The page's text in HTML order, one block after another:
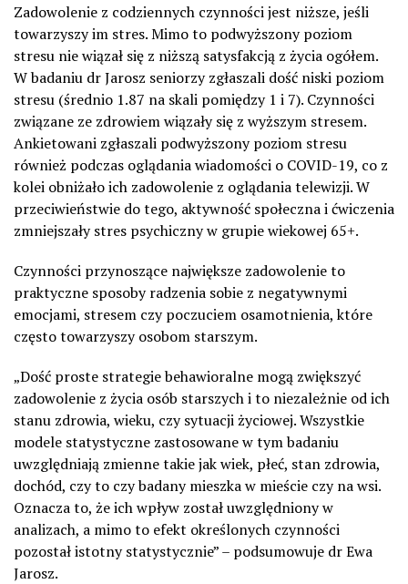
Zadowolenie z codziennych czynności jest niższe, jeśli
towarzyszy im stres. Mimo to podwyższony poziom
stresu nie wiązał się z niższą satysfakcją z życia ogółem.
W badaniu dr Jarosz seniorzy zgłaszali dość niski poziom
stresu (średnio 1.87 na skali pomiędzy 1 i 7). Czynności
związane ze zdrowiem wiązały się z wyższym stresem.
Ankietowani zgłaszali podwyższony poziom stresu
również podczas oglądania wiadomości o COVID-19, co z
kolei obniżało ich zadowolenie z oglądania telewizji. W
przeciwieństwie do tego, aktywność społeczna i ćwiczenia
zmniejszały stres psychiczny w grupie wiekowej 65+.
Czynności przynoszące największe zadowolenie to
praktyczne sposoby radzenia sobie z negatywnymi
emocjami, stresem czy poczuciem osamotnienia, które
często towarzyszy osobom starszym.
„Dość proste strategie behawioralne mogą zwiększyć
zadowolenie z życia osób starszych i to niezależnie od ich
stanu zdrowia, wieku, czy sytuacji życiowej. Wszystkie
modele statystyczne zastosowane w tym badaniu
uwzględniają zmienne takie jak wiek, płeć, stan zdrowia,
dochód, czy to czy badany mieszka w mieście czy na wsi.
Oznacza to, że ich wpływ został uwzględniony w
analizach, a mimo to efekt określonych czynności
pozostał istotny statystycznie” – podsumowuje dr Ewa
Jarosz.